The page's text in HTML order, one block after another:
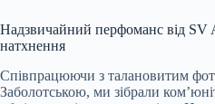
Надзвичайний перфоманс від SV
натхнення
Співпрацюючи з талановитим
Заболотською, ми зібрали